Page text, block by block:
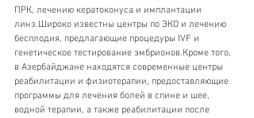
ПРК, лечению кератоконуса и имплантации
линз.Широко известны центры по ЭКО и лечению
бесплодия, предлагающие процедуры IVF и
генетическое тестирование эмбрионов.Кроме того,
в Азербайджане находятся современные центры
реабилитации и физиотерапии, предоставляющие
программы для лечения болей в спине и шее,
водной терапии, а также реабилитации после